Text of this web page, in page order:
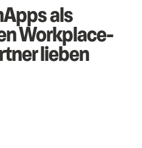
als
Workplace-
lieben